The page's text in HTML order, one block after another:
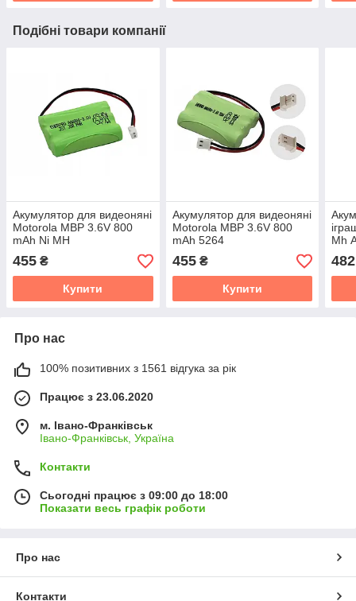
Подібні товари компанії
Акумулятор для видеоняні
Motorola MBP 3.6V 800
mAh Ni MH
455 ₴
Купити
Акумулятор для видеоняні
Motorola MBP 3.6V 800
mAh 5264
455₴
Купити
Mh
482
Про нас
100% позитивних з 1561 відгука за рік
Працює з 23.06.2020
м. Івано-Франківськ
Івано-Франківськ, Україна
Контакти
Сьогодні працює з 09:00 до 18:00
Показати весь графік роботи
Про нас
Контакти